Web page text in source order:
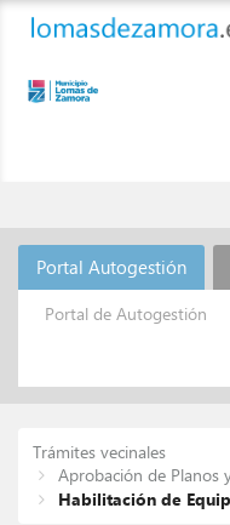
Portal Autogestión
Portal de Autogestión
Trámites vecinales
Aprobación de Planos
Habilitación de